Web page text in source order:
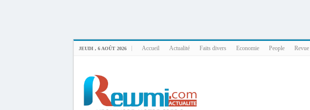
JEUDI , 6 AOÛT 2026 Accueil Actualité Faits divers Economie People Revue